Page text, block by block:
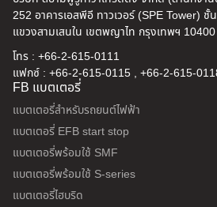
252 อาคารเอสพีอี ทาวเวอร์ (SPE Tower)
แขวงสามเสนใน เขตพญาไท กรุงเทพฯ 10400
โทร : +66-2-615-0111
แฟกซ์ : +66-2-615-0115 , +66-2-615-
FB แบตเตอรี่
แบตเตอรี่สำหรับรถยนต์ไฟฟ้า
แบตเตอรี่ EFB start stop
แบตเตอรี่พร้อมใช้ SMF
แบตเตอรี่พร้อมใช้ S-series
แบตเตอรี่ไฮบริด